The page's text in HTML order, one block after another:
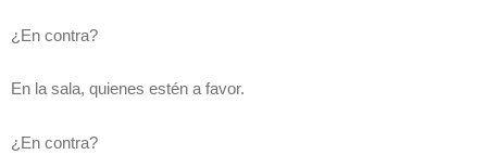
¿En contra?
En la sala, quienes estén a favor.
¿En contra?